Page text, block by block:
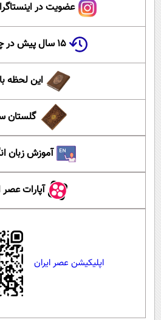
عضویت در
۱۵ سال پیش در چنین روزی
این لحظه
گلستان
آموزش زبان
آپارات عصر
اپلیکیشن عصر ایران